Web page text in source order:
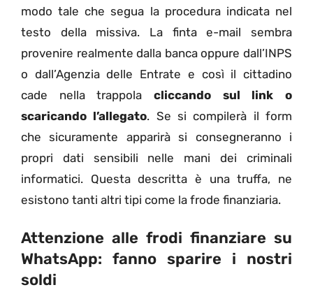
modo tale che segua la procedura indicata nel
testo della missiva. La finta e-mail sembra
provenire realmente dalla banca oppure dall’INPS
o dall’Agenzia delle Entrate e così il cittadino
cade nella trappola cliccando sul link o
scaricando l’allegato. Se si compilerà il form
che sicuramente apparirà si consegneranno i
propri dati sensibili nelle mani dei criminali
informatici. Questa descritta è una truffa, ne
esistono tanti altri tipi come la frode finanziaria.
Attenzione alle frodi finanziare su
WhatsApp: fanno sparire i nostri
soldi